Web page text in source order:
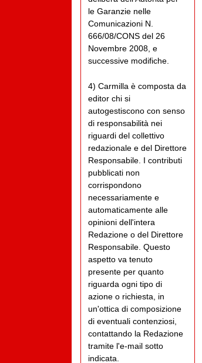
le Garanzie nelle
Comunicazioni N.
666/08/CONS del 26
Novembre 2008, e
successive modifiche.
4) Carmilla è composta da
editor chi si
autogestiscono con senso
di responsabilità nei
riguardi del collettivo
redazionale e del Direttore
Responsabile. I contributi
pubblicati non
corrispondono
necessariamente e
automaticamente alle
opinioni dell'intera
Redazione o del Direttore
Responsabile. Questo
aspetto va tenuto
presente per quanto
riguarda ogni tipo di
azione o richiesta, in
un'ottica di composizione
di eventuali contenziosi,
contattando la Redazione
tramite l'e-mail sotto
indicata.